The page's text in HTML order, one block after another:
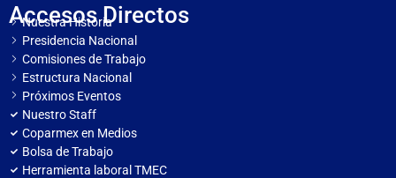
Accesos Directos
Nuestra Historia
Presidencia Nacional
Comisiones de Trabajo
Estructura Nacional
Próximos Eventos
Nuestro Staff
Coparmex en Medios
Bolsa de Trabajo
Herramienta laboral TMEC